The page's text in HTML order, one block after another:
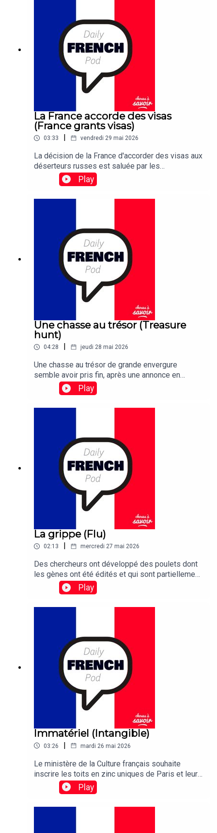
La France accorde des visas
(France grants visas)
03:33 vendredi 29 mai 2026
La décision de la France d'accorder des visas aux
déserteurs russes est saluée par les
organisations de défense des droits de l'homme,
qui espèrent que d'autres pays de l'UE suivront
cet exemple.Traduction:France's decision to grant
countries will follow suit.
Play
Une chasse au trésor (Treasure
hunt)
04:28 jeudi 28 mai 2026
Une chasse au trésor de grande envergure
semble avoir pris fin, après une annonce en
France indiquant qu'une statuette de chouette en
or enterrée a finalement été déterrée – après 31
ans.Traduction: A mass treasure hunt appears to
finally been unearthed – after 31 years.
Play
La grippe (Flu)
02:13 mercredi 27 mai 2026
Des chercheurs ont développé des poulets dont
les gènes ont été édités et qui sont partiellement
résistants à la grippe
aviaire.Traduction :Researchers have developed
gene-edited chickens that are partially resistant
Play
Immatériel (Intangible)
03:26 | mardi 26 mai 2026
Le ministère de la Culture français souhaite
inscrire les toits en zinc uniques de Paris et leurs
ouvriers sur la liste du patrimoine culturel
immatériel de l'UNESCO.Traduction:The French
Play